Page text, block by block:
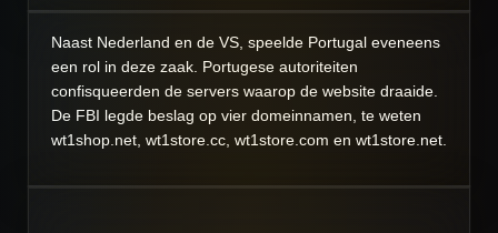
Naast Nederland en de VS, speelde Portugal eveneens
een rol in deze zaak. Portugese autoriteiten
confisqueerden de servers waarop de website draaide.
De FBI legde beslag op vier domeinnamen, te weten
wt1shop.net, wt1store.cc, wt1store.com en wt1store.net.